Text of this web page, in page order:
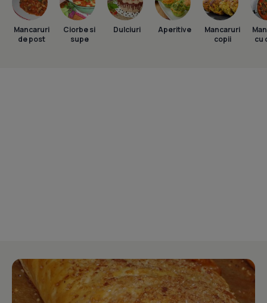
Mancaruri
de post
Ciorbe si
supe
Dulciuri Aperitive
Mancaruri
copii
cu